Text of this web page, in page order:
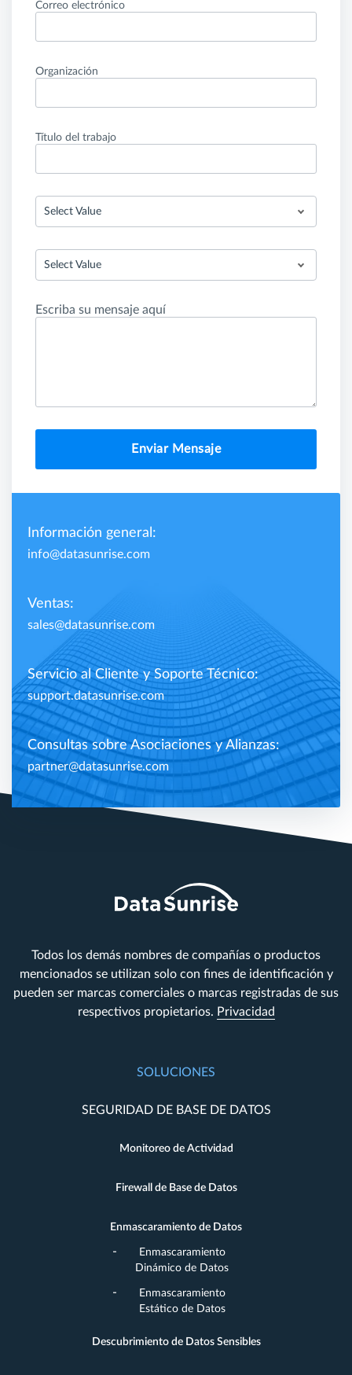
Correo electrónico
Organización
Título del trabajo
Select Value
Select Value
Escriba su mensaje aquí
Enviar Mensaje
Información general:
info@datasunrise.com
Ventas:
sales@datasunrise.com
Servicio al Cliente y Soporte Técnico:
support.datasunrise.com
Consultas sobre Asociaciones y Alianzas:
partner@datasunrise.com
Todos los demás nombres de compañías o productos
mencionados se utilizan solo con fines de identificación y
pueden ser marcas comerciales o marcas registradas de sus
respectivos propietarios. Privacidad
SOLUCIONES
SEGURIDAD DE BASE DE DATOS
Monitoreo de Actividad
Firewall de Base de Datos
Enmascaramiento de Datos
Enmascaramiento
Dinámico de Datos
Enmascaramiento
Estático de Datos
Descubrimiento de Datos Sensibles